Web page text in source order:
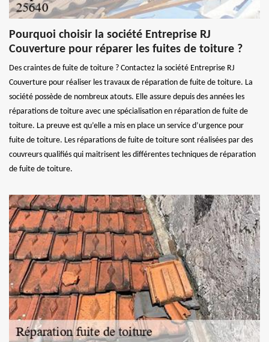
Pourquoi choisir la société Entreprise RJ
Couverture pour réparer les fuites de toiture ?
Des craintes de fuite de toiture ? Contactez la société Entreprise RJ
Couverture pour réaliser les travaux de réparation de fuite de toiture. La
société possède de nombreux atouts. Elle assure depuis des années les
réparations de toiture avec une spécialisation en réparation de fuite de
toiture. La preuve est qu’elle a mis en place un service d’urgence pour
fuite de toiture. Les réparations de fuite de toiture sont réalisées par des
couvreurs qualifiés qui maitrisent les différentes techniques de réparation
de fuite de toiture.